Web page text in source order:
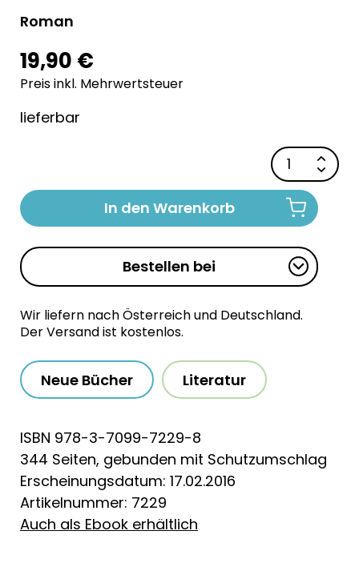
Roman
19,90 €
Preis inkl. Mehrwertsteuer
lieferbar
In den Warenkorb
Bestellen bei
Wir liefern nach Österreich und Deutschland.
Der Versand ist kostenlos.
Neue Bücher Literatur
ISBN 978-3-7099-7229-8
344 Seiten, gebunden mit Schutzumschlag
Erscheinungsdatum: 17.02.2016
Artikelnummer: 7229
Auch als Ebook erhältlich